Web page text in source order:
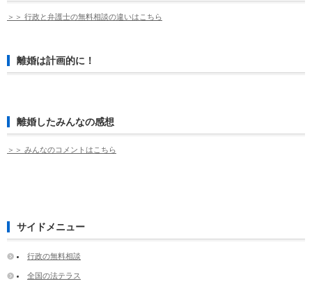
＞＞ 行政と弁護士の無料相談の違いはこちら
離婚は計画的に！
離婚したみんなの感想
＞＞ みんなのコメントはこちら
サイドメニュー
行政の無料相談
全国の法テラス